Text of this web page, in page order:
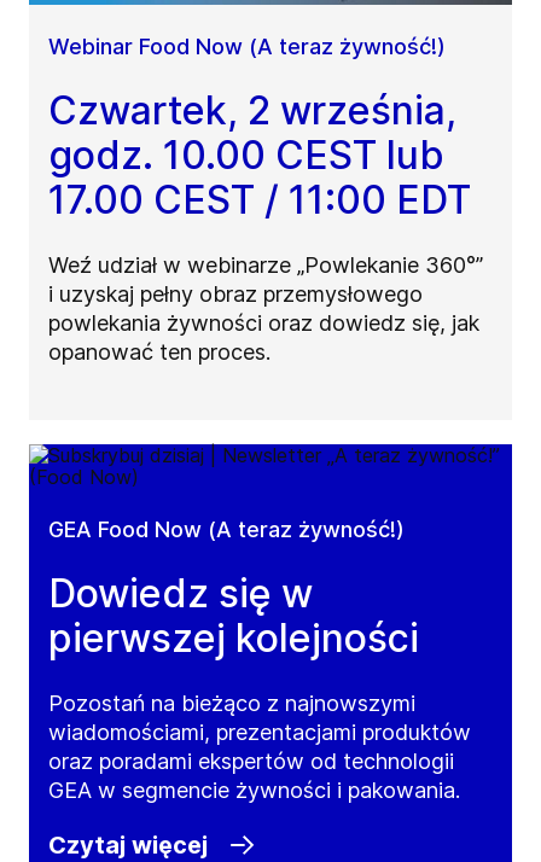
Webinar Food Now (A teraz żywność!)
Czwartek, 2 września,
godz. 10.00 CEST lub
17.00 CEST / 11:00 EDT
Weź udział w webinarze „Powlekanie 360°”
i uzyskaj pełny obraz przemysłowego
powlekania żywności oraz dowiedz się, jak
opanować ten proces.
GEA Food Now (A teraz żywność!)
Dowiedz się w
pierwszej kolejności
Pozostań na bieżąco z najnowszymi
wiadomościami, prezentacjami produktów
oraz poradami ekspertów od technologii
GEA w segmencie żywności i pakowania.
Czytaj więcej